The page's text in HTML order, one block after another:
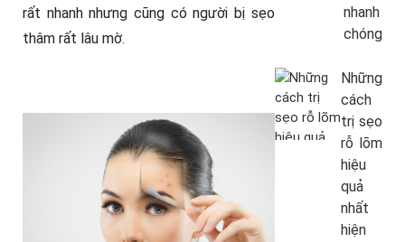
rất nhanh nhưng cũng có người bị sẹo
thâm rất lâu mờ.
nhanh
chóng
Những
cách
trị sẹo
rỗ lõm
hiệu
quả
nhất
hiện